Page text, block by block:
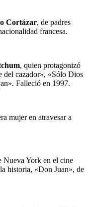
Cortázar, de padres
francesa.
, quien protagonizó
cazador», «Sólo Dios
Falleció en 1997.
mujer en atravesar a
Nueva York en el cine
historia, «Don Juan», de